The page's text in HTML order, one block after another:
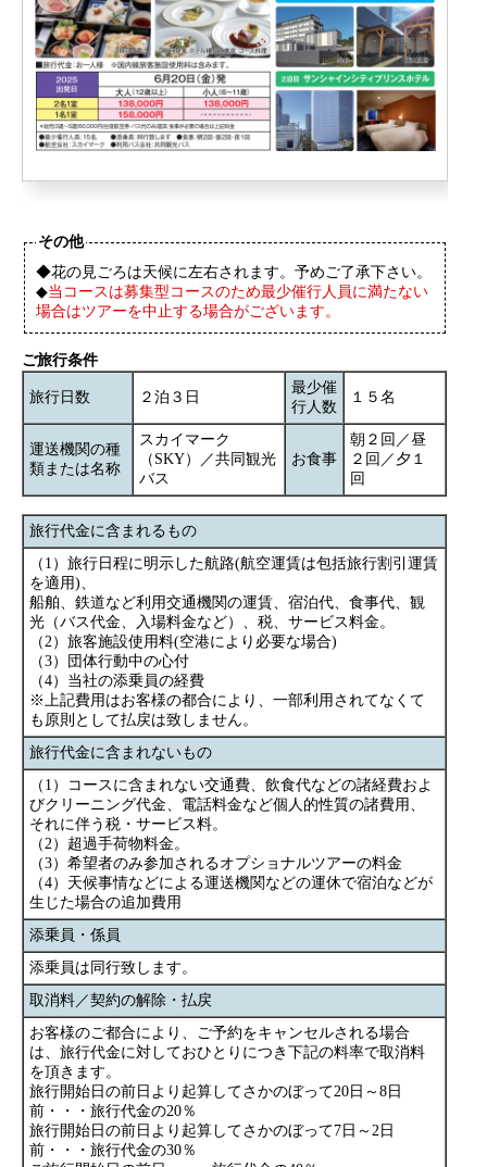
その他
◆花の見ごろは天候に左右されます。予めご了承下さい。
◆当コースは募集型コースのため最少催行人員に満たない
場合はツアーを中止する場合がございます。
ご旅行条件
旅行日数 ２泊３日
最少催
行人数
１５名
運送機関の種
類または名称
スカイマーク
（SKY）／共同観光
バス
お食事
朝２回／昼
２回／夕１
回
旅行代金に含まれるもの
（1）旅行日程に明示した航路(航空運賃は包括旅行割引運賃
を適用)、
船舶、鉄道など利用交通機関の運賃、宿泊代、食事代、観
光（バス代金、入場料金など）、税、サービス料金。
（2）旅客施設使用料(空港により必要な場合)
（3）団体行動中の心付
（4）当社の添乗員の経費
※上記費用はお客様の都合により、一部利用されてなくて
も原則として払戻は致しません。
旅行代金に含まれないもの
（1）コースに含まれない交通費、飲食代などの諸経費およ
びクリーニング代金、電話料金など個人的性質の諸費用、
それに伴う税・サービス料。
（2）超過手荷物料金。
（3）希望者のみ参加されるオプショナルツアーの料金
（4）天候事情などによる運送機関などの運休で宿泊などが
生じた場合の追加費用
添乗員・係員
添乗員は同行致します。
取消料／契約の解除・払戻
お客様のご都合により、ご予約をキャンセルされる場合
は、旅行代金に対しておひとりにつき下記の料率で取消料
を頂きます。
旅行開始日の前日より起算してさかのぼって20日～8日
前・・・旅行代金の20％
旅行開始日の前日より起算してさかのぼって7日～2日
前・・・旅行代金の30％